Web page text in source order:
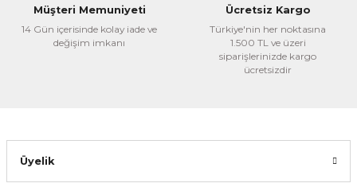
Müşteri Memuniyeti
14 Gün içerisinde kolay iade ve
değişim imkanı
Ücretsiz Kargo
Türkiye'nin her noktasına
1.500 TL ve üzeri
siparişlerinizde kargo
ücretsizdir
Üyelik